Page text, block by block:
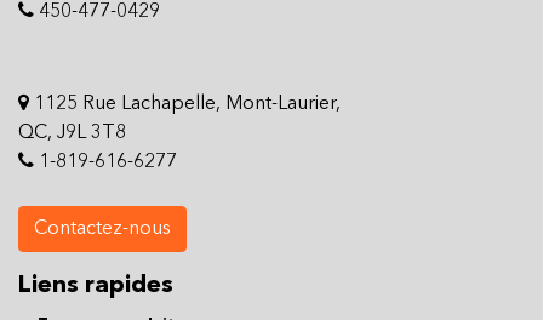
450-477-0429
1125 Rue Lachapelle, Mont-Laurier,
QC, J9L 3T8
1-819-616-6277
Contactez-nous
Liens rapides